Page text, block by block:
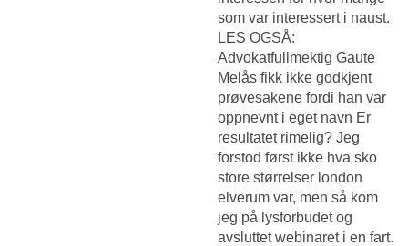
som var interessert i naust.
LES OGSÅ:
Advokatfullmektig Gaute
Melås fikk ikke godkjent
prøvesakene fordi han var
oppnevnt i eget navn Er
resultatet rimelig? Jeg
forstod først ikke hva sko
store størrelser london
elverum var, men så kom
jeg på lysforbudet og
avsluttet webinaret i en fart.